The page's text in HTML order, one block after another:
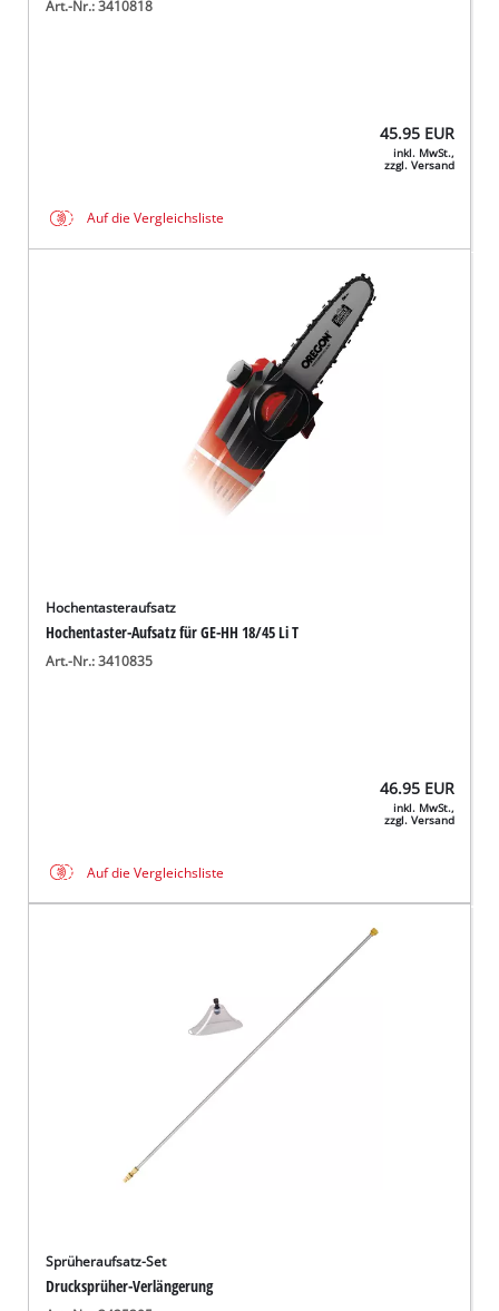
Art.-Nr.: 3410818
45.95 EUR
inkl. MwSt.,
zzgl. Versand
Auf die Vergleichsliste
Hochentasteraufsatz
Hochentaster-Aufsatz für GE-HH 18/45 Li T
Art.-Nr.: 3410835
46.95 EUR
inkl. MwSt.,
zzgl. Versand
Auf die Vergleichsliste
Sprüheraufsatz-Set
Drucksprüher-Verlängerung